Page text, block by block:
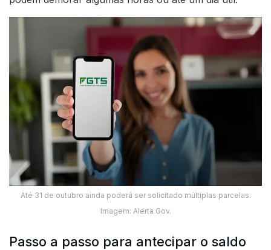
Até 31 de outubro ainda poderá ser solicitado múltiplas parcelas.
Imagem: Alerta Gov.
Passo a passo para antecipar o saldo